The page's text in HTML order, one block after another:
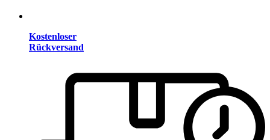
Kostenloser
Rückversand